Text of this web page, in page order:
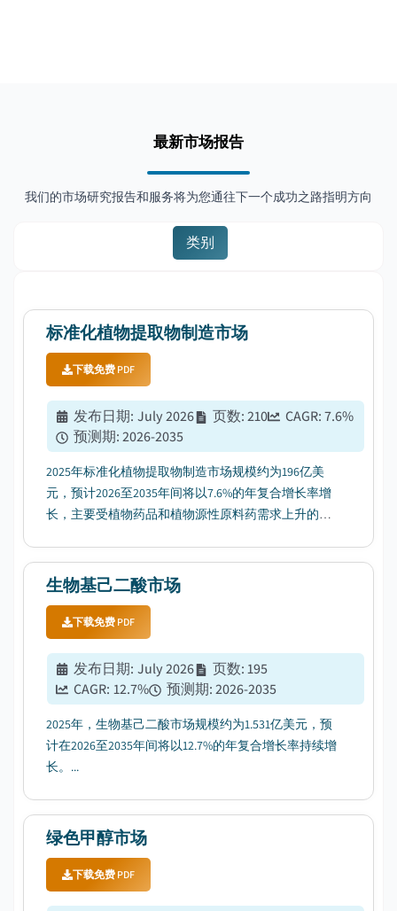
最新市场报告
我们的市场研究报告和服务将为您通往下一个成功之路指明方向
类别
标准化植物提取物制造市场
下载免费 PDF
发布日期: July 2026 页数:210 CAGR:7.6%
预测期:2026-2035
2025年标准化植物提取物制造市场规模约为196亿美
元，预计2026至2035年间将以7.6%的年复合增长率增
长，主要受植物药品和植物源性原料药需求上升的推
生物基己二酸市场
下载免费 PDF
发布日期: July 2026 页数:195
CAGR: 12.7% 预测期:2026-2035
2025年，生物基己二酸市场规模约为1.531亿美元，预
计在2026至2035年间将以12.7%的年复合增长率持续增
长。...
绿色甲醇市场
下载免费 PDF